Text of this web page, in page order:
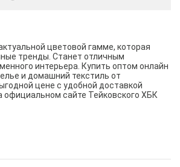
цветовой гамме, которая
тренды. Станет отличным
интерьера. Купить оптом онлайн
и домашний текстиль от
цене с удобной доставкой
официальном сайте Тейковского ХБК